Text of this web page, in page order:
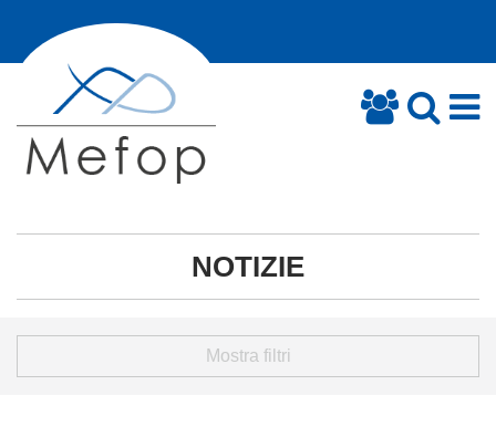
NOTIZIE
Mostra filtri